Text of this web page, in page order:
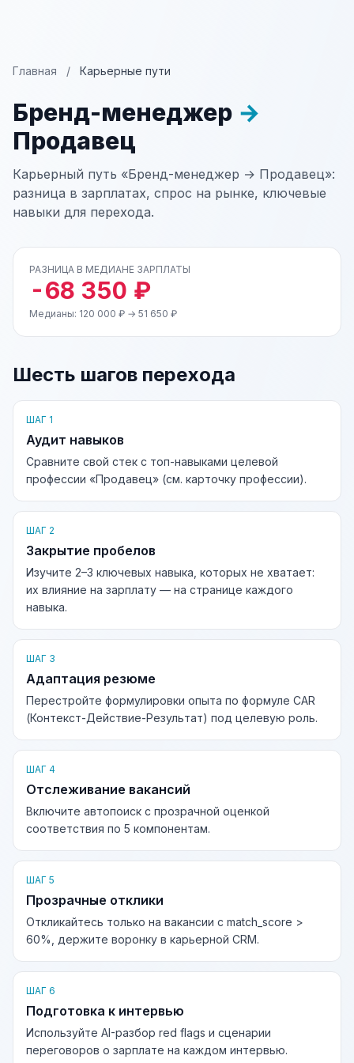
Главная / Карьерные пути
Бренд-менеджер →
Продавец
Карьерный путь «Бренд-менеджер → Продавец»:
разница в зарплатах, спрос на рынке, ключевые
навыки для перехода.
РАЗНИЦА В МЕДИАНЕ ЗАРПЛАТЫ
-68 350 ₽
Медианы: 120 000 ₽ → 51 650 ₽
Шесть шагов перехода
ШАГ 1
Аудит навыков
Сравните свой стек с топ-навыками целевой
профессии «Продавец» (см. карточку профессии).
ШАГ 2
Закрытие пробелов
Изучите 2–3 ключевых навыка, которых не хватает:
их влияние на зарплату — на странице каждого
навыка.
ШАГ 3
Адаптация резюме
Перестройте формулировки опыта по формуле CAR
(Контекст-Действие-Результат) под целевую роль.
ШАГ 4
Отслеживание вакансий
Включите автопоиск с прозрачной оценкой
соответствия по 5 компонентам.
ШАГ 5
Прозрачные отклики
Откликайтесь только на вакансии с match_score >
60%, держите воронку в карьерной CRM.
ШАГ 6
Подготовка к интервью
Используйте AI-разбор red flags и сценарии
переговоров о зарплате на каждом интервью.